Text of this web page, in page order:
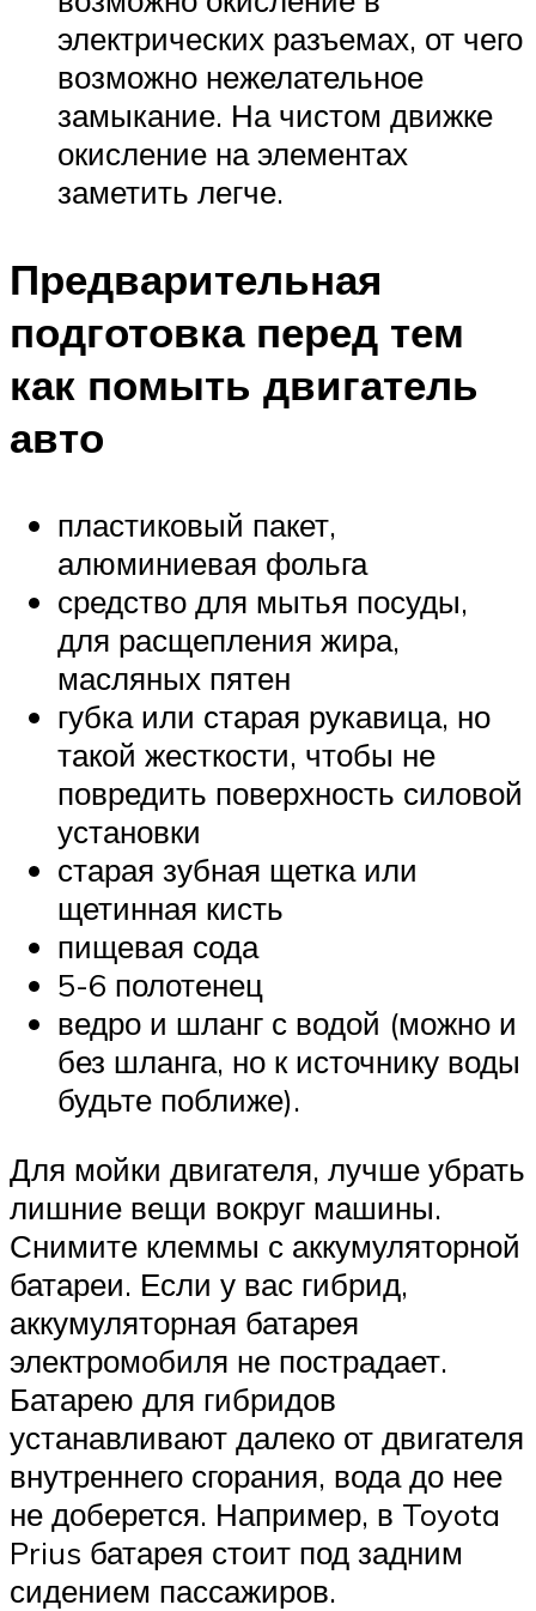
электрических разъемах, от чего
возможно нежелательное
замыкание. На чистом движке
окисление на элементах
заметить легче.
Предварительная
подготовка перед тем
как помыть двигатель
авто
пластиковый пакет,
алюминиевая фольга
средство для мытья посуды,
для расщепления жира,
масляных пятен
губка или старая рукавица, но
такой жесткости, чтобы не
повредить поверхность силовой
установки
старая зубная щетка или
щетинная кисть
пищевая сода
5-6 полотенец
ведро и шланг с водой (можно и
без шланга, но к источнику воды
будьте поближе).
Для мойки двигателя, лучше убрать
лишние вещи вокруг машины.
Снимите клеммы с аккумуляторной
батареи. Если у вас гибрид,
аккумуляторная батарея
электромобиля не пострадает.
Батарею для гибридов
устанавливают далеко от двигателя
внутреннего сгорания, вода до нее
не доберется. Например, в Toyota
Prius батарея стоит под задним
сидением пассажиров.